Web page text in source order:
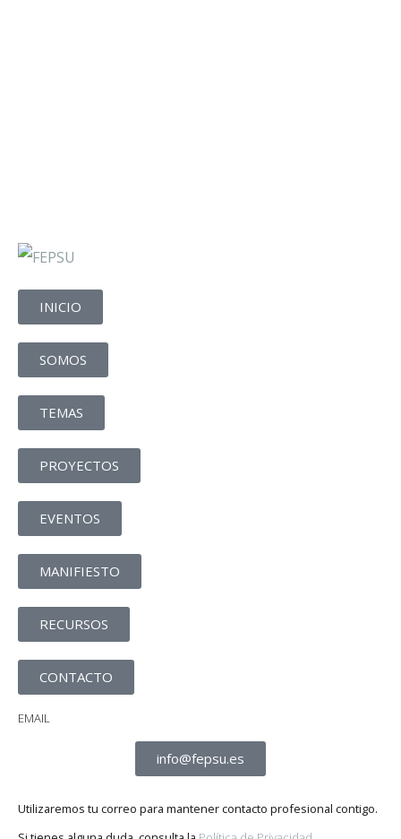
INICIO
SOMOS
TEMAS
PROYECTOS
EVENTOS
MANIFIESTO
RECURSOS
CONTACTO
EMAIL
info@fepsu.es
Utilizaremos tu correo para mantener contacto profesional contigo.